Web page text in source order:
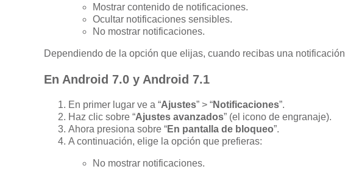
Mostrar contenido de notificaciones.
Ocultar notificaciones sensibles.
No mostrar notificaciones.
Dependiendo de la opción que elijas, cuando recibas una
En Android 7.0 y Android 7.1
En primer lugar ve a “Ajustes” > “Notificaciones”.
Haz clic sobre “Ajustes avanzados” (el icono de engranaje).
Ahora presiona sobre “En pantalla de bloqueo”.
A continuación, elige la opción que prefieras:
No mostrar notificaciones.